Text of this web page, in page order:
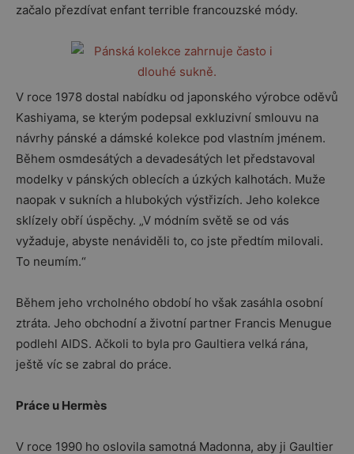
začalo přezdívat enfant terrible francouzské módy.
V roce 1978 dostal nabídku od japonského výrobce oděvů
Kashiyama, se kterým podepsal exkluzivní smlouvu na
návrhy pánské a dámské kolekce pod vlastním jménem.
Během osmdesátých a devadesátých let představoval
modelky v pánských oblecích a úzkých kalhotách. Muže
naopak v sukních a hlubokých výstřizích. Jeho kolekce
sklízely obří úspěchy. „V módním světě se od vás
vyžaduje, abyste nenáviděli to, co jste předtím milovali.
To neumím.“
Během jeho vrcholného období ho však zasáhla osobní
ztráta. Jeho obchodní a životní partner Francis Menugue
podlehl AIDS. Ačkoli to byla pro Gaultiera velká rána,
ještě víc se zabral do práce.
Práce u Hermès
V roce 1990 ho oslovila samotná Madonna, aby ji Gaultier